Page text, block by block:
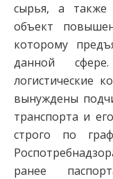
сырья, а также
объект
которому
данной
логистические
вынуждены
транспорта и
строго по
ранее